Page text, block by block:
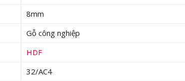
8mm
Gỗ công nghiệp
HDF
32/AC4